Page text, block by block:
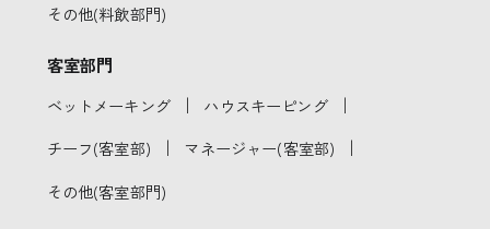
その他(料飲部門)
客室部門
ベットメーキング ｜ ハウスキーピング ｜
チーフ(客室部) ｜ マネージャー(客室部) ｜
その他(客室部門)